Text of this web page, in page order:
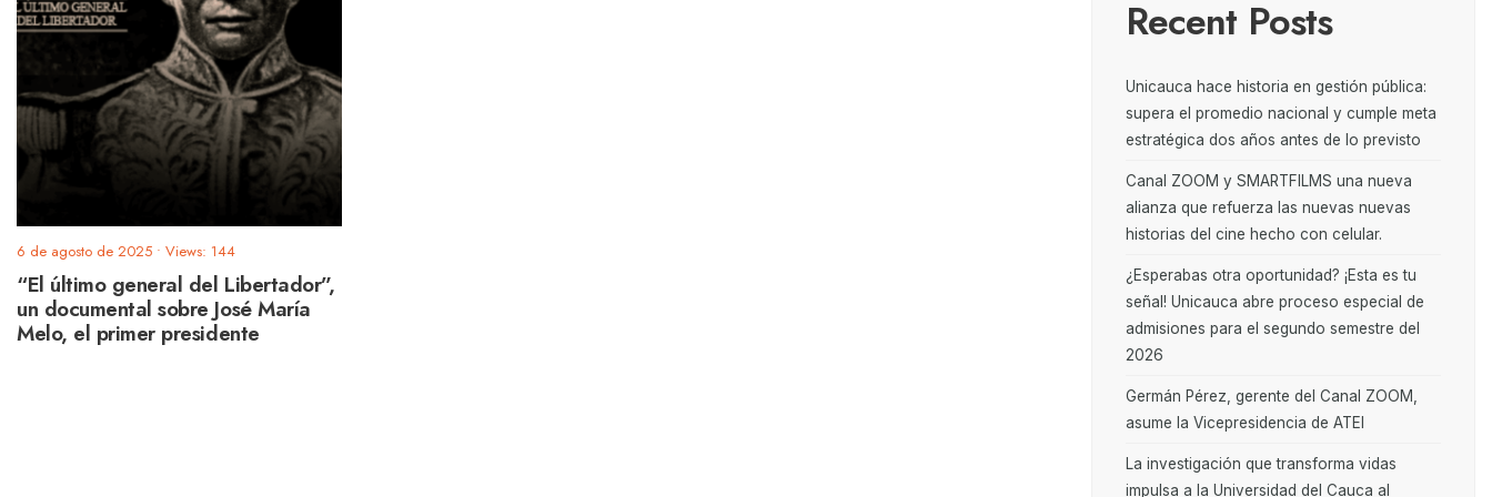
6 de agosto de 2025 • Views: 144
“El último general del Libertador”,
un documental sobre José María
Melo, el primer presidente
Recent Posts
Unicauca hace historia en gestión pública:
supera el promedio nacional y cumple meta
estratégica dos años antes de lo previsto
Canal ZOOM y SMARTFILMS una nueva
alianza que refuerza las nuevas nuevas
historias del cine hecho con celular.
¿Esperabas otra oportunidad? ¡Esta es tu
señal! Unicauca abre proceso especial de
admisiones para el segundo semestre del
2026
Germán Pérez, gerente del Canal ZOOM,
asume la Vicepresidencia de ATEI
La investigación que transforma vidas
impulsa a la Universidad del Cauca al